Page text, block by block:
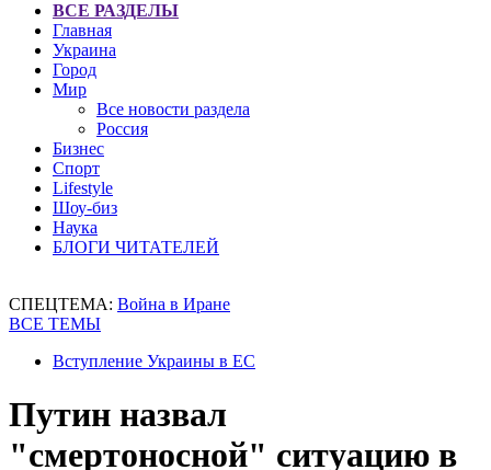
ВСЕ РАЗДЕЛЫ
Главная
Украина
Город
Мир
Все новости раздела
Россия
Бизнес
Спорт
Lifestyle
Шоу-биз
Наука
БЛОГИ ЧИТАТЕЛЕЙ
СПЕЦТЕМА: Война в Иране
ВСЕ ТЕМЫ
Вступление Украины в ЕС
Путин назвал
"смертоносной" ситуацию в